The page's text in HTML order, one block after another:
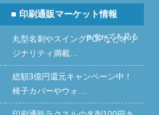
■ 印刷通販マーケット情報
» すべてを見る
丸型名刺やスイングPOPなどオリ
ジナリティ満載…
総額3億円還元キャンペーン中！
椅子カバーやウォ…